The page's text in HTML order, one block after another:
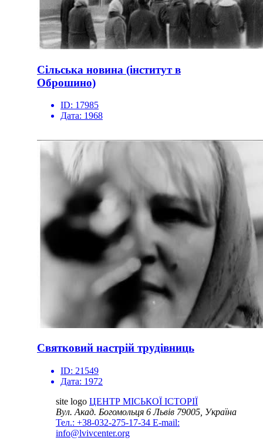
Сільська новина (інститут в
Оброшино)
ID: 17985
Дата: 1968
Святковий настрій трудівниць
ID: 21549
Дата: 1972
site logo ЦЕНТР МІСЬКОЇ ІСТОРІЇ
Вул. Акад. Богомольця 6Львів 79005, Україна
Тел.: +38-032-275-17-34 E-mail:
info@lvivcenter.org